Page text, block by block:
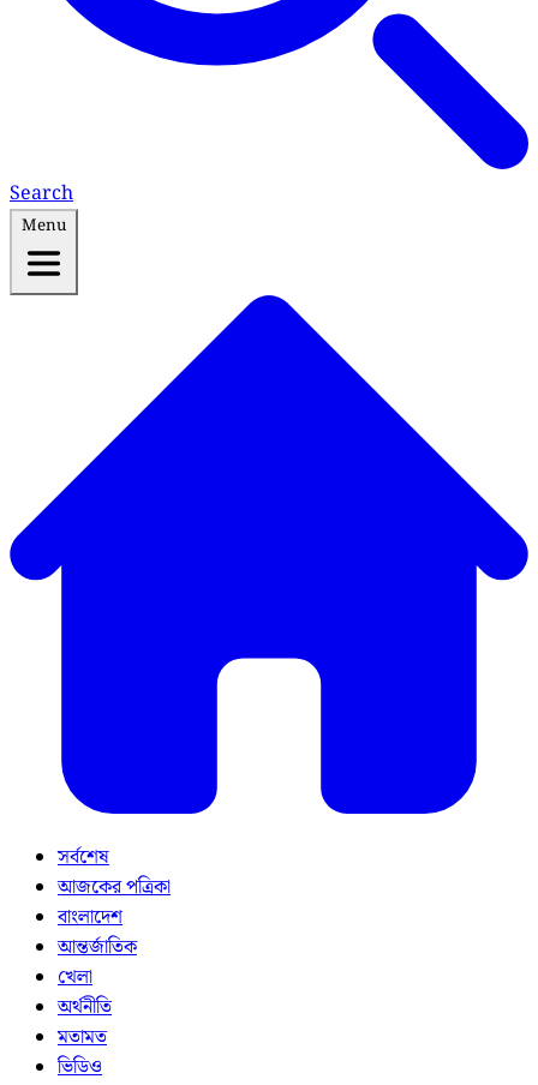
Search
Menu
সর্বশেষ
আজকের পত্রিকা
বাংলাদেশ
আন্তর্জাতিক
খেলা
অর্থনীতি
মতামত
ভিডিও